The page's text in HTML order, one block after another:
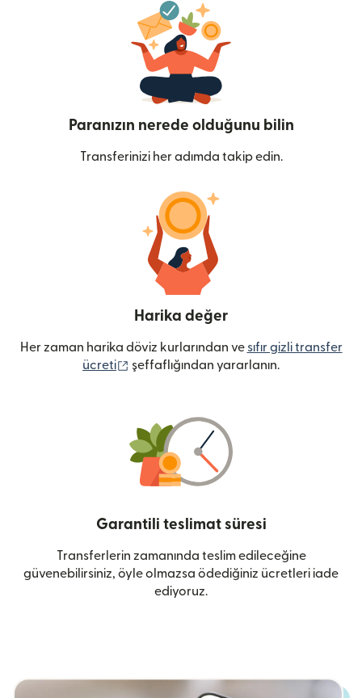
Paranızın nerede olduğunu bilin
Transferinizi her adımda takip edin.
Harika değer
Her zaman harika döviz kurlarından ve sıfır gizli transfer
ücreti
(yeni pencerede açılır)
şeffaflığından yararlanın.
Garantili teslimat süresi
Transferlerin zamanında teslim edileceğine
güvenebilirsiniz, öyle olmazsa ödediğiniz ücretleri iade
ediyoruz.